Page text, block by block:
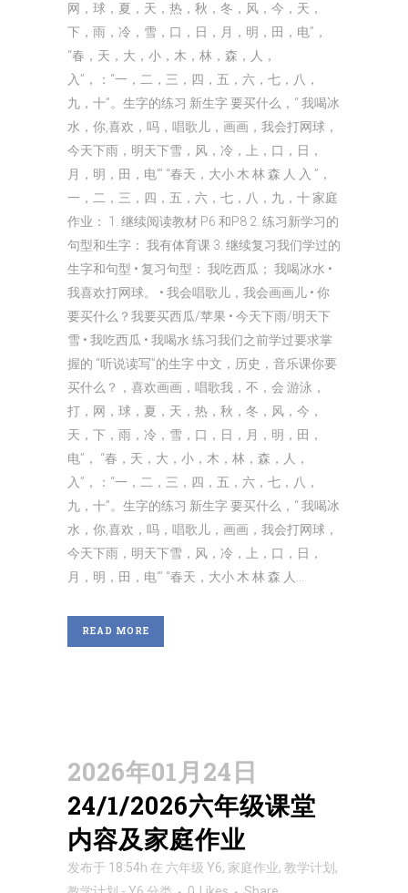
网，球，夏，天，热，秋，冬，风，今，天，
下，雨，冷，雪，口，日，月，明，田，电”，
“春，天，大，小，木，林，森，人，
入”，：“一，二，三，四，五，六，七，八，
九，十”。生字的练习 新生字 要买什么，“ 我喝冰
水，你,喜欢，吗，唱歌儿，画画，我会打网球，
今天下雨，明天下雪，风，冷，上，口，日，
月，明，田，电”’ “春天，大小 木 林 森 人 入 ”，
一，二，三，四，五，六，七，八，九，十 家庭
作业： 1. 继续阅读教材 P6 和P8 2. 练习新学习的
句型和生字： 我有体育课 3. 继续复习我们学过的
生字和句型 • 复习句型： 我吃西瓜； 我喝冰水 •
我喜欢打网球。 • 我会唱歌儿，我会画画儿 • 你
要买什么？我要买西瓜/苹果 • 今天下雨/明天下
雪 • 我吃西瓜 • 我喝水 练习我们之前学过要求掌
握的 “听说读写”的生字 中文，历史，音乐课你要
买什么？，喜欢画画，唱歌我，不，会 游泳，
打，网，球，夏，天，热，秋，冬，风，今，
天，下，雨，冷，雪，口，日，月，明，田，
电”， “春，天，大，小，木，林，森，人，
入”，：“一，二，三，四，五，六，七，八，
九，十”。生字的练习 新生字 要买什么，“ 我喝冰
水，你,喜欢，吗，唱歌儿，画画，我会打网球，
今天下雨，明天下雪，风，冷，上，口，日，
月，明，田，电”’ “春天，大小 木 林 森 人...
READ MORE
2026年01月24日
24/1/2026六年级课堂
内容及家庭作业
发布于 18:54h 在 六年级 Y6, 家庭作业, 教学计划 ,